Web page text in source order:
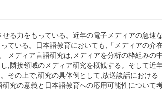
る力をもっている。近年の電子メディアの急速
ている。日本語教育においても,「メディアの介
メディア言語研究は,メディアを分析の枠組みの
,隣接領域のメディア研究を概観する。そして近
その上で,研究の具体例として,放送談話における
究の意義と日本語教育への応用可能性について考